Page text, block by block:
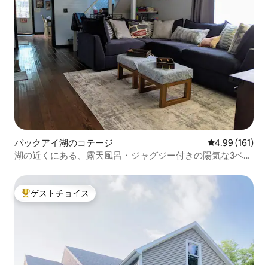
バックアイ湖のコテージ レビュー161
4.99 (161)
湖の近くにある、露天風呂・ジャグジー付きの陽気な3ベッ
大好評のゲストチョイスです。
ゲストチョイス